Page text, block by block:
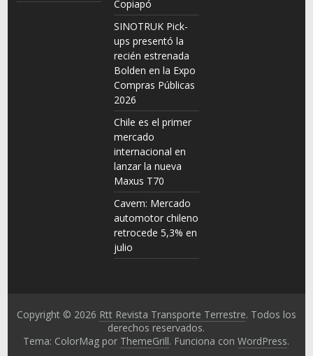
Copiapó
SINOTRUK Pick-
ups presentó la
recién estrenada
Bolden en la Expo
Compras Públicas
2026
Chile es el primer
mercado
internacional en
lanzar la nueva
Maxus T70
Cavem: Mercado
automotor chileno
retrocede 5,3% en
julio
Copyright © 2026 Rtt Revista Transporte Terrestre. Todos los
derechos reservados.
Tema: ColorMag por ThemeGrill. Funciona conWordPress.